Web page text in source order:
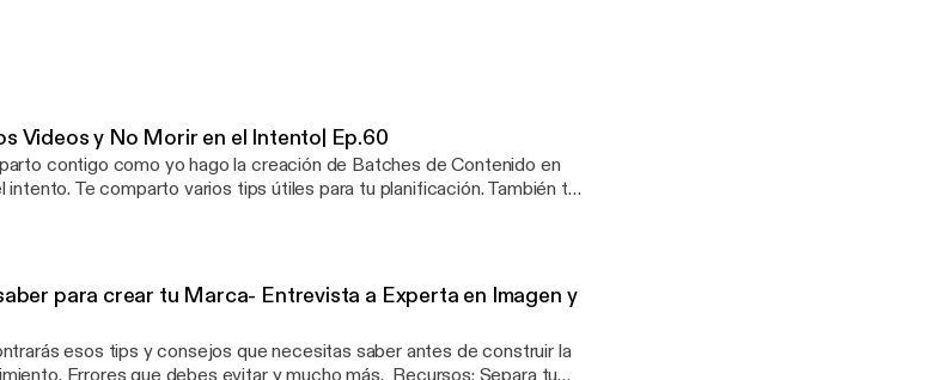
💛⁣
como @likeapropr y en nuestra pagina web:
Videos y No Morir en el Intento| Ep.60
contigo como yo hago la creación de Batches de Contenido en
intento. Te comparto varios tips útiles para tu planificación. También te
experimenter-3820.ck.page/afd3db1436] Separa tu
booking-calendar/consulta-1?referral=service_list_widget] Para
🌐 Pagina Web [https://www.likeapropr.com/]
servicios] ¡Síguenos! ➡️ Instagram: @likeapropr
] ➡️ Facebook: Like A Pro PR
para crear tu Marca- Entrevista a Experta en Imagen y
esos tips y consejos que necesitas saber antes de construir la
que debes evitar y mucho más. Recursos: Separa tu